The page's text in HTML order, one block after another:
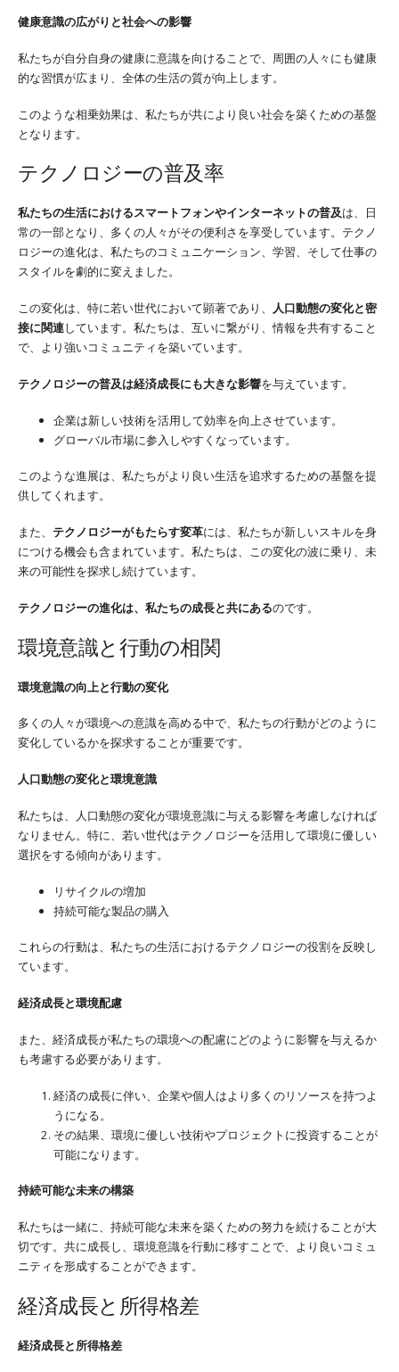
健康意識の広がりと社会への影響
私たちが自分自身の健康に意識を向けることで、周囲の人々にも健康
的な習慣が広まり、全体の生活の質が向上します。
このような相乗効果は、私たちが共により良い社会を築くための基盤
となります。
テクノロジーの普及率
私たちの生活におけるスマートフォンやインターネットの普及は、日
常の一部となり、多くの人々がその便利さを享受しています。テクノ
ロジーの進化は、私たちのコミュニケーション、学習、そして仕事の
スタイルを劇的に変えました。
この変化は、特に若い世代において顕著であり、 人口動態の変化と密
接に関連しています。私たちは、互いに繋がり、情報を共有すること
で、より強いコミュニティを築いています。
テクノロジーの普及は経済成長にも大きな影響を与えています。
企業は新しい技術を活用して効率を向上させています。
グローバル市場に参入しやすくなっています。
このような進展は、私たちがより良い生活を追求するための基盤を提
供してくれます。
また、 テクノロジーがもたらす変革には、私たちが新しいスキルを身
につける機会も含まれています。私たちは、この変化の波に乗り、未
来の可能性を探求し続けています。
テクノロジーの進化は、私たちの成長と共にあるのです。
環境意識と行動の相関
環境意識の向上と行動の変化
多くの人々が環境への意識を高める中で、私たちの行動がどのように
変化しているかを探求することが重要です。
人口動態の変化と環境意識
私たちは、人口動態の変化が環境意識に与える影響を考慮しなければ
なりません。特に、若い世代はテクノロジーを活用して環境に優しい
選択をする傾向があります。
リサイクルの増加
持続可能な製品の購入
これらの行動は、私たちの生活におけるテクノロジーの役割を反映し
ています。
経済成長と環境配慮
また、経済成長が私たちの環境への配慮にどのように影響を与えるか
も考慮する必要があります。
経済の成長に伴い、企業や個人はより多くのリソースを持つよ
うになる。
その結果、環境に優しい技術やプロジェクトに投資することが
可能になります。
持続可能な未来の構築
私たちは一緒に、持続可能な未来を築くための努力を続けることが大
切です。共に成長し、環境意識を行動に移すことで、より良いコミュ
ニティを形成することができます。
経済成長と所得格差
経済成長と所得格差